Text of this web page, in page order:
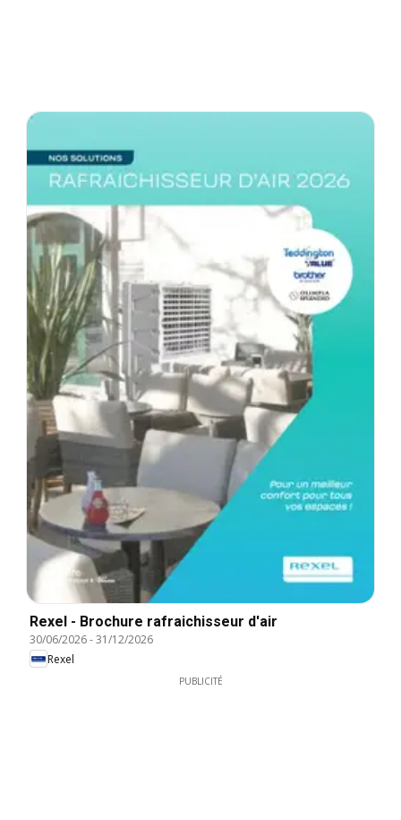
Rexel - Brochure rafraichisseur d'air
30/06/2026-31/12/2026
Rexel
PUBLICITÉ